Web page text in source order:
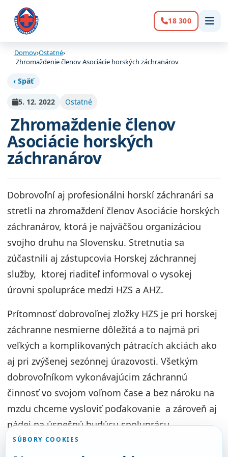
Volanie:
18 300
Domov›Ostatné›
Zhromaždenie členov Asociácie horských záchranárov
‹ Späť
5. 12. 2022 Ostatné
Zhromaždenie členov
Asociácie horských
záchranárov
Dobrovoľní aj profesionálni horskí záchranári sa
stretli na zhromaždení členov Asociácie horských
záchranárov, ktorá je najväčšou organizáciou
svojho druhu na Slovensku. Stretnutia sa
zúčastnili aj zástupcovia Horskej záchrannej
služby, ktorej riaditeľ informoval o vysokej
úrovni spolupráce medzi HZS a AHZ.
Prítomnosť dobrovoľnej zložky HZS je pri horskej
záchranne nesmierne dôležitá a to najmä pri
veľkých a komplikovaných pátracích akciách ako
aj pri zvýšenej sezónnej úrazovosti. Všetkým
dobrovoľníkom vykonávajúcim záchrannú
činnosť vo svojom voľnom čase a bez nároku na
mzdu chceme vysloviť poďakovanie a zároveň aj
nádej na úspešnú budúcu spoluprácu.
SÚBORY COOKIES